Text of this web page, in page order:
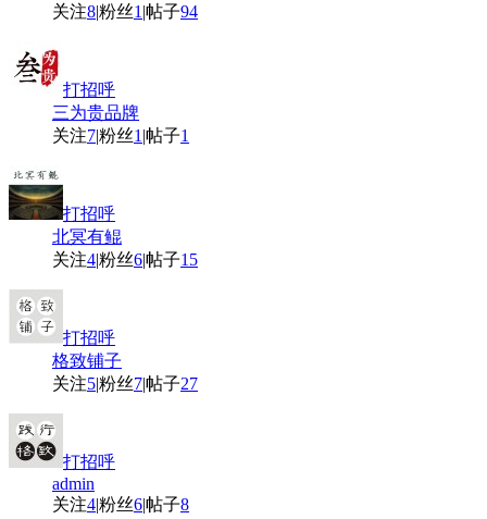
关注8|粉丝1 |帖子94
打招呼
三为贵品牌
关注7|粉丝1 |帖子1
打招呼
北冥有鲲
关注4|粉丝6|帖子15
打招呼
格致铺子
关注5|粉丝7|帖子27
打招呼
admin
关注4|粉丝6|帖子8